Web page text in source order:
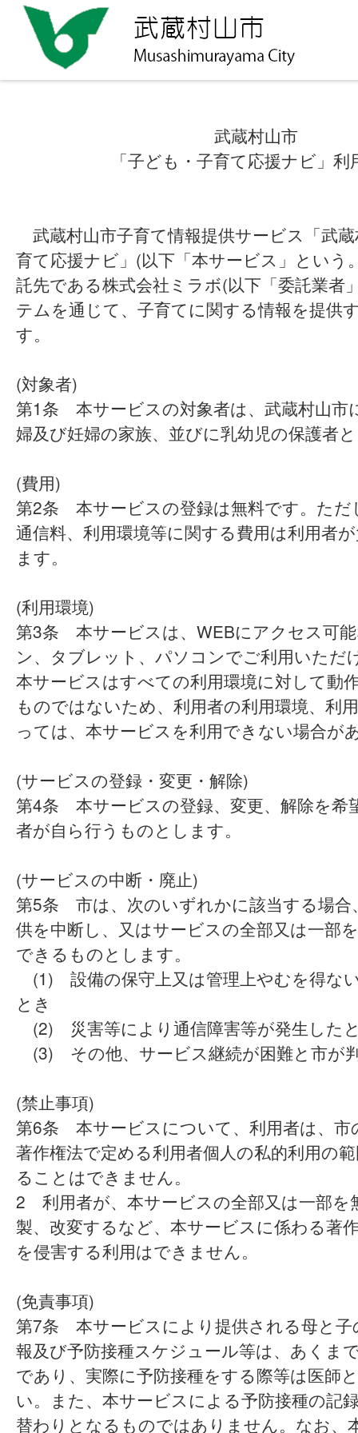
武蔵村山市
「子ども・子育て応援ナビ」利
武蔵村山市子育て情報提供サービス「武
育て応援ナビ」(以下「本サービス」という
託先である株式会社ミラボ(以下「委託業者
テムを通じて、子育てに関する情報を提供
す。
(対象者)
第1条 本サービスの対象者は、武蔵村山市
婦及び妊婦の家族、並びに乳幼児の保護者
(費用)
第2条 本サービスの登録は無料です。ただ
通信料、利用環境等に関する費用は利用者
ます。
(利用環境)
第3条 本サービスは、WEBにアクセス可
ン、タブレット、パソコンでご利用いただ
本サービスはすべての利用環境に対して動
ものではないため、利用者の利用環境、利
っては、本サービスを利用できない場合が
(サービスの登録・変更・解除)
第4条 本サービスの登録、変更、解除を希
者が自ら行うものとします。
(サービスの中断・廃止)
第5条 市は、次のいずれかに該当する場合
供を中断し、又はサービスの全部又は一部
できるものとします。
(1) 設備の保守上又は管理上やむを得な
とき
(2) 災害等により通信障害等が発生した
(3) その他、サービス継続が困難と市が
(禁止事項)
第6条 本サービスについて、利用者は、市
著作権法で定める利用者個人の私的利用の
ることはできません。
2 利用者が、本サービスの全部又は一部を
製、改変するなど、本サービスに係わる著
を侵害する利用はできません。
(免責事項)
第7条 本サービスにより提供される母と子
報及び予防接種スケジュール等は、あくま
であり、実際に予防接種をする際等は医師
い。また、本サービスによる予防接種の記
替わりとなるものではありません。なお、